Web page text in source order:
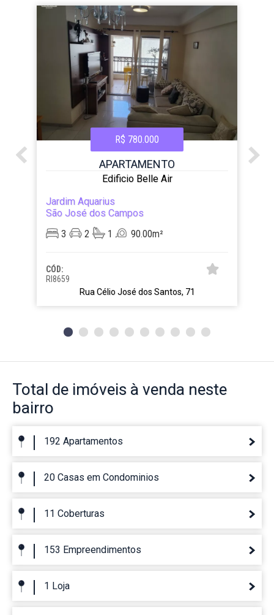
R$ 780.000
APARTAMENTO
Edificio Belle Air
Jardim Aquarius
São José dos Campos
3
2 1 90.00m²
CÓD:
RI8659
Rua Célio José dos Santos, 71
Total de imóveis à venda neste
bairro
192 Apartamentos
20 Casas em Condominios
11 Coberturas
153 Empreendimentos
1 Loja